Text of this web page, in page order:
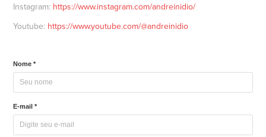
Instagram: https://www.instagram.com/andreinidio/
Youtube: https://www.youtube.com/@andreinidio
Nome *
E-mail *